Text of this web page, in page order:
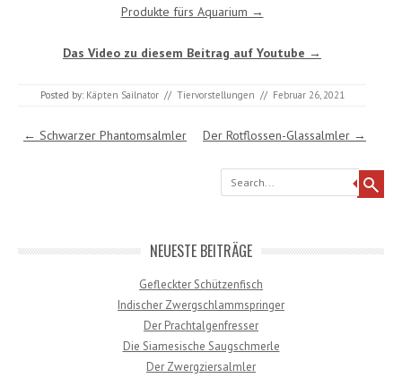
Produkte fürs Aquarium →
Das Video zu diesem Beitrag auf Youtube →
Posted by: Käpten Sailnator // Tiervorstellungen // Februar 26, 2021
Post navigation
← Schwarzer Phantomsalmler Der Rotflossen-Glassalmler →
Search
NEUESTE BEITRÄGE
Gefleckter Schützenfisch
Indischer Zwergschlammspringer
Der Prachtalgenfresser
Die Siamesische Saugschmerle
Der Zwergziersalmler